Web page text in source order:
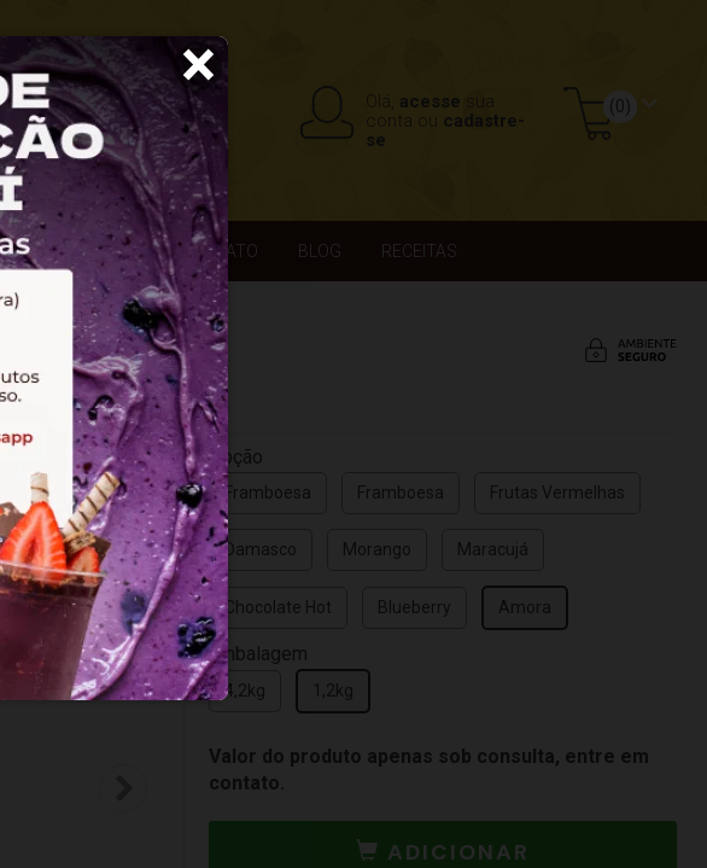
(0)
Olá, acesse sua
conta ou cadastre-
se
LOCALIZAÇÃO CONTATO BLOG RECEITAS
Opção
Framboesa Framboesa Frutas Vermelhas
Damasco Morango Maracujá
Chocolate Hot Blueberry Amora
Embalagem
4,2kg 1,2kg
Valor do produto apenas sob consulta, entre em
contato.
ADICIONAR
×